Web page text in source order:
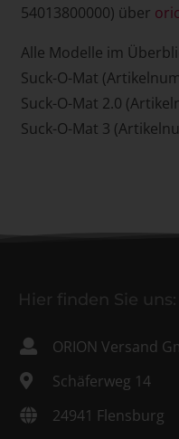
54013800000) über
Alle Modelle im
Suck-O-Mat
Suck-O-Mat 2.0
Suck-O-Mat 3
Hier finden Sie uns:
ORION Versand
Schäferweg 14
24941 Flensburg